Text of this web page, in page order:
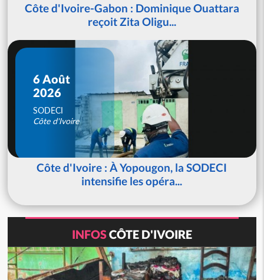
Côte d'Ivoire-Gabon : Dominique Ouattara
reçoit Zita Oligu...
6 Août
2026
SODECI
Côte d'Ivoire
Côte d'Ivoire : À Yopougon, la SODECI
intensifie les opéra...
INFOSCÔTE D'IVOIRE